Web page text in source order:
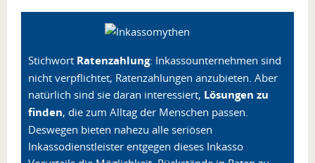
Stichwort Ratenzahlung: Inkassounternehmen sind
nicht verpflichtet, Ratenzahlungen anzubieten. Aber
natürlich sind sie daran interessiert, Lösungen zu
finden, die zum Alltag der Menschen passen.
Deswegen bieten nahezu alle seriösen
Inkassodienstleister entgegen dieses Inkasso